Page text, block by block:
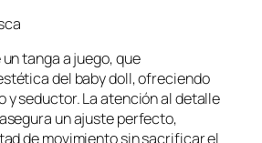
c
i
o
a
c
tanga a juego, que
del baby doll, ofreciendo
y seductor. La atención al detalle
un ajuste perfecto,
de movimiento sin sacrificar el